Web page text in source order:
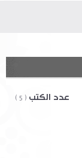
عدد الكتب ( 5 )